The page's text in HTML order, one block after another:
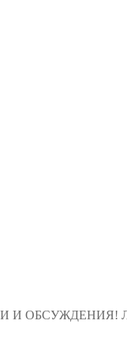
И ОБСУЖДЕНИЯ!